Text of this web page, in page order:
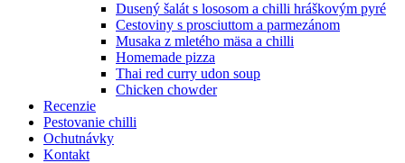
Dusený šalát s lososom a chilli hráškovým pyré
Cestoviny s prosciuttom a parmezánom
Musaka z mletého mäsa a chilli
Homemade pizza
Thai red curry udon soup
Chicken chowder
Recenzie
Pestovanie chilli
Ochutnávky
Kontakt